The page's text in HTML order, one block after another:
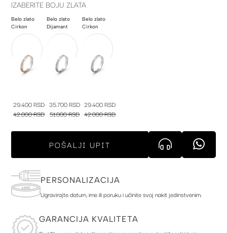
IZABERITE BOJU ZLATA
Belo zlato
Cirkon
29.400 RSD
42.000 RSD
Belo zlato
Dijamant
35.700 RSD
51.000 RSD
Belo zlato
Cirkon
29.400 RSD
42.000 RSD
POŠALJI UPIT
PERSONALIZACIJA
Ugravirajte datum, ime ili poruku i učinite svoj nakit jedinstvenim.
GARANCIJA KVALITETA